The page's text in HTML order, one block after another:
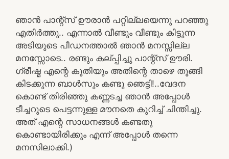
ഞാൻ പാന്റ്സ് ഊരാൻ പറ്റില്ലയെന്നു പറഞ്ഞു
എതിർത്തു.. എന്നാൽ വീണ്ടും വീണ്ടും കിട്ടുന്ന
അടിയുടെ പീഡനത്താൽ ഞാൻ മനസ്സില്ല
മനസ്സോടെ.. രണ്ടും കല്പ്പിച്ചു പാന്റ്സ് ഊരി.
ഗ്രീഷ്മ എന്റെ കൂതിയും അതിന്റെ താഴെ തൂങ്ങി
കിടക്കുന്ന ബാൾസും കണ്ടു ഞെട്ടി!..വേദന
കൊണ്ട് തിരിഞ്ഞു കണ്ണടച്ച ഞാൻ അപ്പോൾ
ടീച്ചറുടെ പെട്ടന്നുള്ള മൗനതെ കുറിച്ച് ചിന്തിച്ചു.
അത് എന്റെ സാധനങ്ങൾ കണ്ടതു
കൊണ്ടായിരിക്കും എന്ന് അപ്പോൾ തന്നെ
മനസിലാക്കി.)